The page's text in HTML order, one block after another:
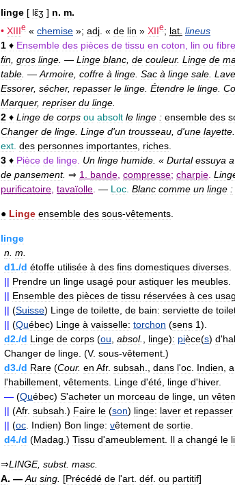
linge [ lɛ̃ʒ ] n. m.
• XIIIe « chemise »; adj . « de lin » XIIe; lat lineus
1 ♦ Ensemble des pièces de tissu en coton lin ou
fin gros linge — Linge blanc de couleur. Linge de
table — Armoire coffre à linge Sac à linge sale
Essorer, sécher, repasser le linge Étendre le linge
Marquer, repriser du linge
2 ♦ Linge de corps ou absolt le linge : ensemble des
Changer de linge Linge d'un trousseau d'une layette
ext des personnes importantes riches
3 ♦ Pièce de linge Un linge humide . « Durtal essuya
de pansement. ⇒ 1 bande compresse; charpie
purificatoire tavaïolle — Loc Blanc comme un linge :
● Linge ensemble des sous-vêtements
linge
n m
d1./d étoffe utilisée à des fins domestiques diverses
|| Prendre un linge usagé pour astiquer les meubles
|| Ensemble des pièces de tissu réservées à ces
|| (Suisse) Linge de toilette de bain: serviette de
|| (Québec) Linge à vaisselle: torchon (sens 1).
d2./d Linge de corps (ou absol. linge): pièce(s) d'
Changer de linge . (V. sous-vêtement .)
d3./d Rare (Cour. en Afr. subsah dans l'oc Indien
l'habillement vêtements Linge d'été linge d'hiver.
— (Québec) S'acheter un morceau de linge un
|| (Afr. subsah .) Faire le (son) linge: laver et repasser
|| (oc Indien) Bon linge: vêtement de sortie
d4./d (Madag .) Tissu d'ameublement Il a changé le
⇒LINGE, subst. masc
A. — Au sing [Précédé de l'art déf ou partitif]